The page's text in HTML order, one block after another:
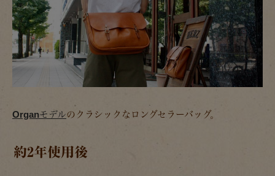
Organモデルのクラシックなロングセラーバッグ。
約2年使用後